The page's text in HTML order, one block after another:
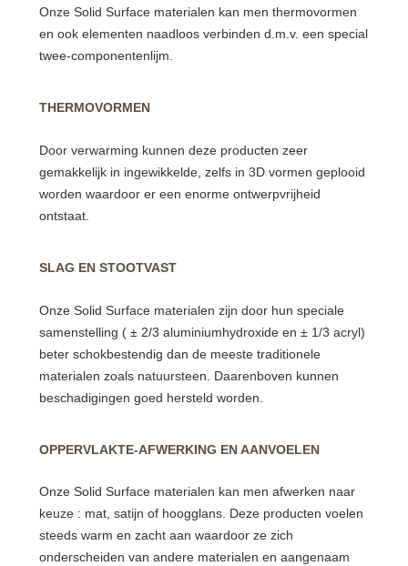
Onze Solid Surface materialen kan men thermovormen
en ook elementen naadloos verbinden d.m.v. een special
twee-componentenlijm.
THERMOVORMEN
Door verwarming kunnen deze producten zeer
gemakkelijk in ingewikkelde, zelfs in 3D vormen geplooid
worden waardoor er een enorme ontwerpvrijheid
ontstaat.
SLAG EN STOOTVAST
Onze Solid Surface materialen zijn door hun speciale
samenstelling ( ± 2/3 aluminiumhydroxide en ± 1/3 acryl)
beter schokbestendig dan de meeste traditionele
materialen zoals natuursteen. Daarenboven kunnen
beschadigingen goed hersteld worden.
OPPERVLAKTE-AFWERKING EN AANVOELEN
Onze Solid Surface materialen kan men afwerken naar
keuze : mat, satijn of hoogglans. Deze producten voelen
steeds warm en zacht aan waardoor ze zich
onderscheiden van andere materialen en aangenaam